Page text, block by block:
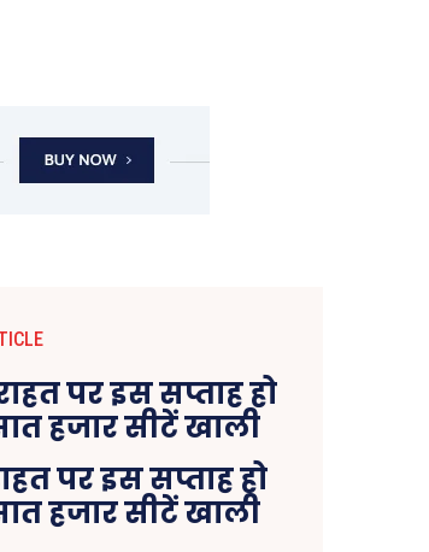
पर इस सप्ताह हो
हजार सीटें खाली